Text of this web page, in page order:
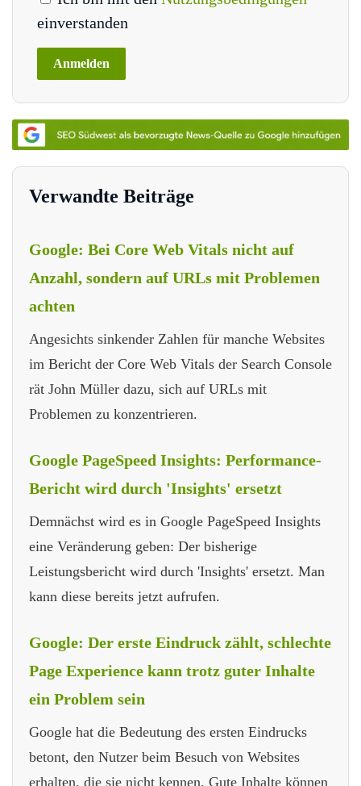
einverstanden
Verwandte Beiträge
Google: Bei Core Web Vitals nicht auf
Anzahl, sondern auf URLs mit Problemen
achten
Angesichts sinkender Zahlen für manche Websites
im Bericht der Core Web Vitals der Search Console
rät John Müller dazu, sich auf URLs mit
Problemen zu konzentrieren.
Google PageSpeed Insights: Performance-
Bericht wird durch 'Insights' ersetzt
Demnächst wird es in Google PageSpeed Insights
eine Veränderung geben: Der bisherige
Leistungsbericht wird durch 'Insights' ersetzt. Man
kann diese bereits jetzt aufrufen.
Google: Der erste Eindruck zählt, schlechte
Page Experience kann trotz guter Inhalte
ein Problem sein
Google hat die Bedeutung des ersten Eindrucks
betont, den Nutzer beim Besuch von Websites
erhalten, die sie nicht kennen. Gute Inhalte können